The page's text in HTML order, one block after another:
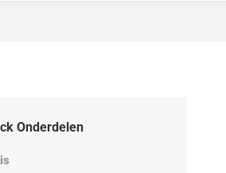
Onderdelen